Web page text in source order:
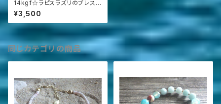
14kgf☆ラピスラズリのブレスレ
ット
¥3,500
同じカテゴリの商品